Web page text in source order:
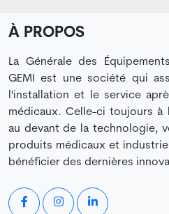
À PROPOS
La Générale des
GEMI est une société qui
l'installation et le service
médicaux. Celle-ci toujours
au devant de la technologie,
produits médicaux et
bénéficier des dernières